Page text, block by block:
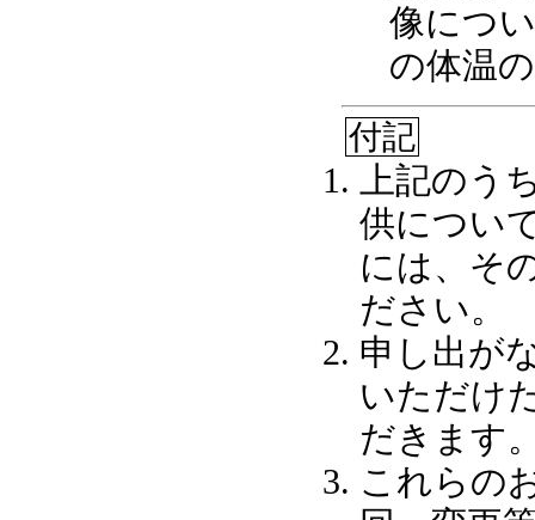
像につ
の体温
付記
上記のう
供につい
には、そ
ださい。
申し出が
いただけ
だきます
これらの